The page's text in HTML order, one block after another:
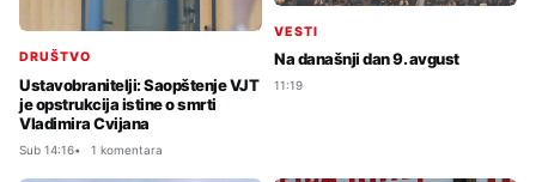
DRUŠTVO
Ustavobranitelji: Saopštenje VJT
je opstrukcija istine o smrti
Vladimira Cvijana
Sub 14:16 1 komentara
VESTI
Na današnji dan 9. avgust
11:19